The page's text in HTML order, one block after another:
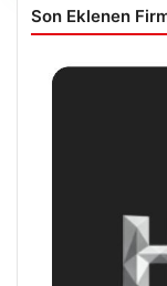
Son Eklenen